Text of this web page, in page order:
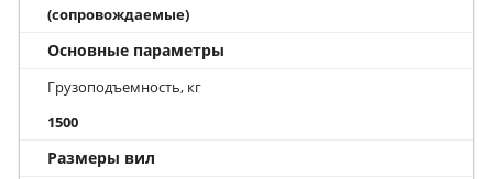
(сопровождаемые)
Основные параметры
Грузоподъемность, кг
1500
Размеры вил